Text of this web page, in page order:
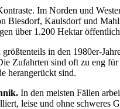
Im Norden und
Biesdorf, Kaulsdorf und
über 1.200 Hektar
in den 1980er-
Zufahrten sind oft zu eng
herangerückt sind.
In den meisten Fällen
leise und ohne schweres